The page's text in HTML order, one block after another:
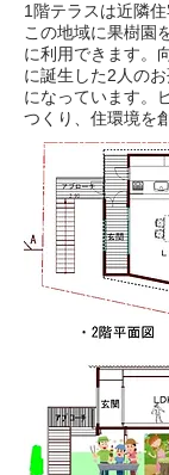
1階テラスは近隣
この地域に果樹園
に利用できます。
に誕生した2人の
になっています。
つくり、住環境を